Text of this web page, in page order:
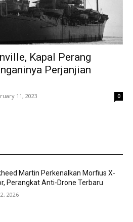
Kapal Perang
Perjanjian
11, 2023 0
Martin Perkenalkan Morfius X-
Perangkat Anti-Drone Terbaru
2026